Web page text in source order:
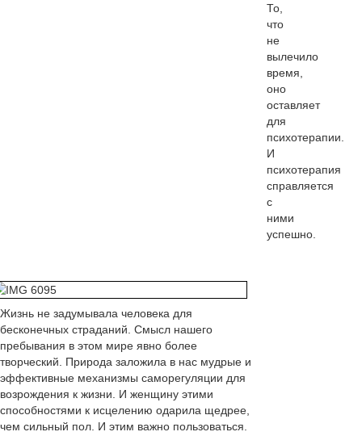
То,
что
не
вылечило
время,
оно
оставляет
для
психотерапии.
И
психотерапия
справляется
с
ними
успешно.
Жизнь не задумывала человека для
бесконечных страданий. Смысл нашего
пребывания в этом мире явно более
творческий. Природа заложила в нас мудрые и
эффективные механизмы саморегуляции для
возрождения к жизни. И женщину этими
способностями к исцелению одарила щедрее,
чем сильный пол. И этим важно пользоваться.